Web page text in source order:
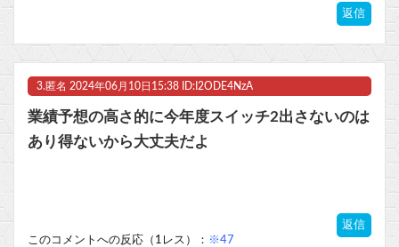
返信
3. 匿名 2024年06月10日15:38 ID:I2ODE4NzA
業績予想の高さ的に今年度スイッチ2出さないのは
あり得ないから大丈夫だよ
返信
このコメントへの反応（1レス）： ※47